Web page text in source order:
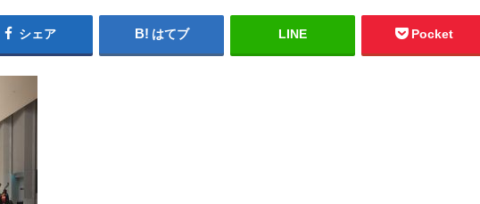
シェア はてブ LINE Pocket